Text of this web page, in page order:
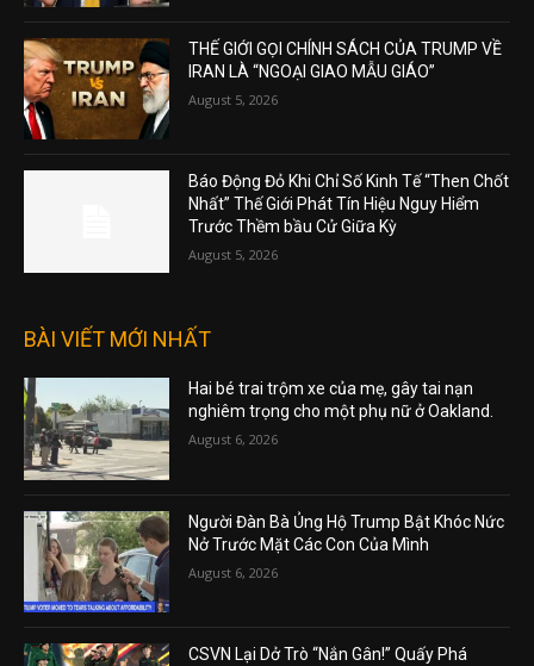
THẾ GIỚI GỌI CHÍNH SÁCH CỦA TRUMP VỀ
IRAN LÀ “NGOẠI GIAO MẪU GIÁO”
August 5, 2026
Báo Động Đỏ Khi Chỉ Số Kinh Tế “Then Chốt
Nhất” Thế Giới Phát Tín Hiệu Nguy Hiểm
Trước Thềm bầu Cử Giữa Kỳ
August 5, 2026
BÀI VIẾT MỚI NHẤT
Hai bé trai trộm xe của mẹ, gây tai nạn
nghiêm trọng cho một phụ nữ ở Oakland.
August 6, 2026
Người Đàn Bà Ủng Hộ Trump Bật Khóc Nức
Nở Trước Mặt Các Con Của Mình
August 6, 2026
CSVN Lại Dở Trò “Nắn Gân!” Quấy Phá